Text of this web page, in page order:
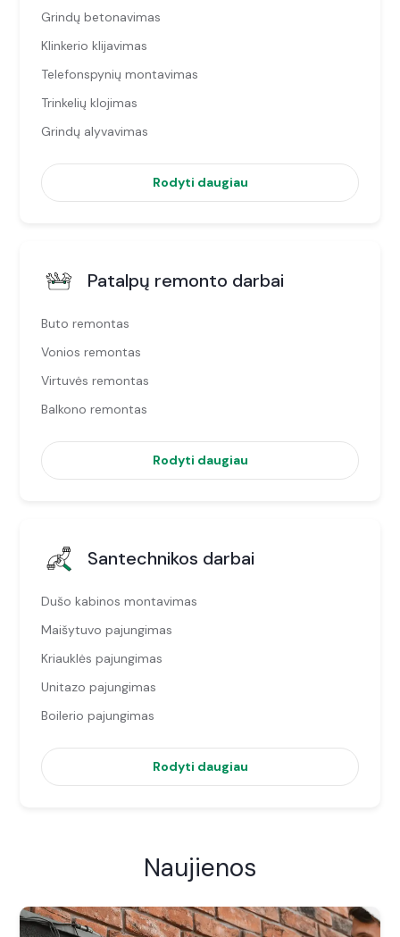
Grindų betonavimas
Klinkerio klijavimas
Telefonspynių montavimas
Trinkelių klojimas
Grindų alyvavimas
Rodyti daugiau
Patalpų remonto darbai
Buto remontas
Vonios remontas
Virtuvės remontas
Balkono remontas
Rodyti daugiau
Santechnikos darbai
Dušo kabinos montavimas
Maišytuvo pajungimas
Kriauklės pajungimas
Unitazo pajungimas
Boilerio pajungimas
Rodyti daugiau
Naujienos